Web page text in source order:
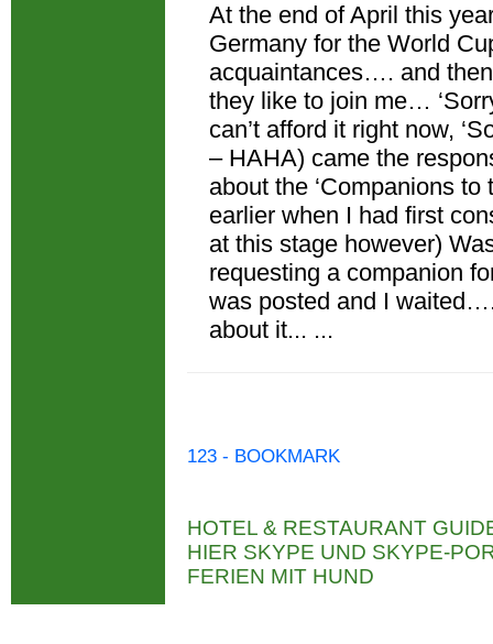
At the end of April this
Germany for the World
acquaintances…. and
they like to join me…
can’t afford it right now,
– HAHA) came the
about the ‘Companions
earlier when I had first
at this stage however)
requesting a companion
was posted and I
about it... ...
123 - BOOKMARK
HOTEL & RESTAURANT
HIER SKYPE UND SKYPE-
FERIEN MIT HUND